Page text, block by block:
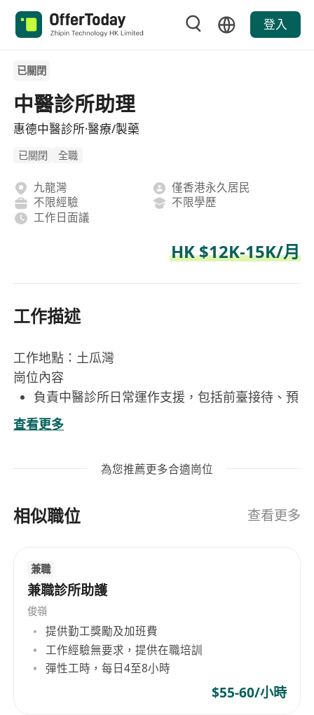
登入
已關閉
中醫診所助理
惠德中醫診所·醫療/製藥
已關閉 全職
九龍灣
僅香港永久居民
不限經驗
不限學歷
工作日面議
HK $12K-15K/月
工作描述
工作地點：土瓜灣
崗位內容
負責中醫診所日常運作支援，包括前臺接待、預
約管理、病歷資料整理及基本行政文書處理，確
保診所服務流程順暢高效。
量、分裝、標籤貼附、封口及出藥全工序，嚴格
全面管理藥房庫存：定期盤點中藥顆粒、醫療器
負責藥房及相關工作區域的清潔消毒、設備保養
（如電子秤、封口機、儲藥櫃等）及環境衛生維
護，落實感染控制要求。
向病人清晰講解藥物服用方法、注意事項、保存
方式及常見不良反應，提供具同理心的用藥指
導，必要時協助轉介至醫師進一步諮詢。
查看更多
為您推薦更多合適崗位
相似職位 查看更多
兼職
兼職診所助護
俊嶺
提供勤工獎勵及加班費
工作經驗無要求，提供在職培訓
彈性工時，每日4至8小時
$55-60/小時